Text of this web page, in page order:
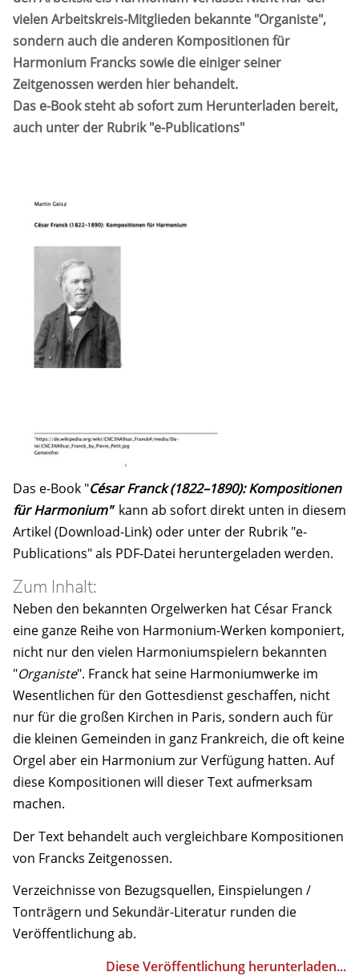
vielen Arbeitskreis-Mitglieden bekannte "Organiste",
sondern auch die anderen Kompositionen für
Harmonium Francks sowie die einiger seiner
Zeitgenossen werden hier behandelt.
Das e-Book steht ab sofort zum Herunterladen bereit,
auch unter der Rubrik "e-Publications"
Das e-Book "César Franck (1822–1890): Kompositionen
für Harmonium" kann ab sofort direkt unten in diesem
Artikel (Download-Link) oder unter der Rubrik "e-
Publications" als PDF-Datei heruntergeladen werden.
Zum Inhalt:
Neben den bekannten Orgelwerken hat César Franck
eine ganze Reihe von Harmonium-Werken komponiert,
nicht nur den vielen Harmoniumspielern bekannten
"Organiste". Franck hat seine Harmoniumwerke im
Wesentlichen für den Gottesdienst geschaffen, nicht
nur für die großen Kirchen in Paris, sondern auch für
die kleinen Gemeinden in ganz Frankreich, die oft keine
Orgel aber ein Harmonium zur Verfügung hatten. Auf
diese Kompositionen will dieser Text aufmerksam
machen.
Der Text behandelt auch vergleichbare Kompositionen
von Francks Zeitgenossen.
Verzeichnisse von Bezugsquellen, Einspielungen /
Tonträgern und Sekundär-Literatur runden die
Veröffentlichung ab.
Diese Veröffentlichung herunterladen...